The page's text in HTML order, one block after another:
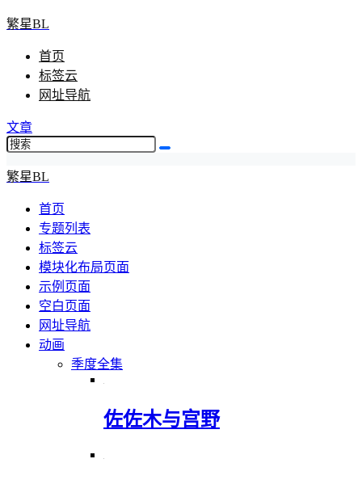
繁星BL
首页
标签云
网址导航
文章
繁星BL
首页
专题列表
标签云
模块化布局页面
示例页面
空白页面
网址导航
动画
季度全集
佐佐木与宫野